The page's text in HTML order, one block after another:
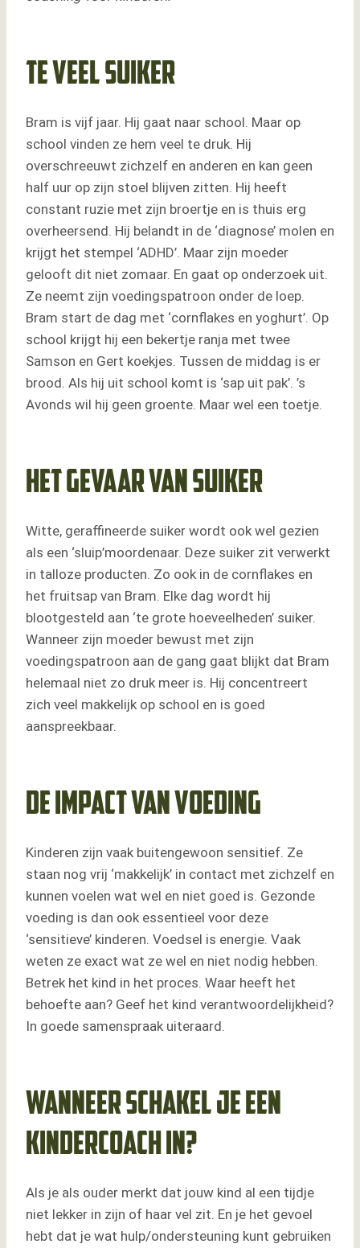
Te veel suiker
Bram is vijf jaar. Hij gaat naar school. Maar op
school vinden ze hem veel te druk. Hij
overschreeuwt zichzelf en anderen en kan geen
half uur op zijn stoel blijven zitten. Hij heeft
constant ruzie met zijn broertje en is thuis erg
overheersend. Hij belandt in de ‘diagnose’ molen en
krijgt het stempel ‘ADHD’. Maar zijn moeder
gelooft dit niet zomaar. En gaat op onderzoek uit.
Ze neemt zijn voedingspatroon onder de loep.
Bram start de dag met ‘cornflakes en yoghurt’. Op
school krijgt hij een bekertje ranja met twee
Samson en Gert koekjes. Tussen de middag is er
brood. Als hij uit school komt is ‘sap uit pak’. ’s
Avonds wil hij geen groente. Maar wel een toetje.
Het gevaar van suiker
Witte, geraffineerde suiker wordt ook wel gezien
als een ‘sluip’moordenaar. Deze suiker zit verwerkt
in talloze producten. Zo ook in de cornflakes en
het fruitsap van Bram. Elke dag wordt hij
blootgesteld aan ‘te grote hoeveelheden’ suiker.
Wanneer zijn moeder bewust met zijn
voedingspatroon aan de gang gaat blijkt dat Bram
helemaal niet zo druk meer is. Hij concentreert
zich veel makkelijk op school en is goed
aanspreekbaar.
De impact van voeding
Kinderen zijn vaak buitengewoon sensitief. Ze
staan nog vrij ‘makkelijk’ in contact met zichzelf en
kunnen voelen wat wel en niet goed is. Gezonde
voeding is dan ook essentieel voor deze
‘sensitieve’ kinderen. Voedsel is energie. Vaak
weten ze exact wat ze wel en niet nodig hebben.
Betrek het kind in het proces. Waar heeft het
behoefte aan? Geef het kind verantwoordelijkheid?
In goede samenspraak uiteraard.
Wanneer schakel je een
kindercoach in?
Als je als ouder merkt dat jouw kind al een tijdje
niet lekker in zijn of haar vel zit. En je het gevoel
hebt dat je wat hulp/ondersteuning kunt gebruiken